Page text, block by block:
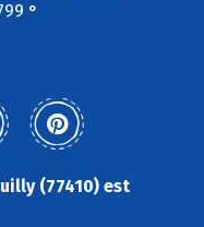
°
(77410) est